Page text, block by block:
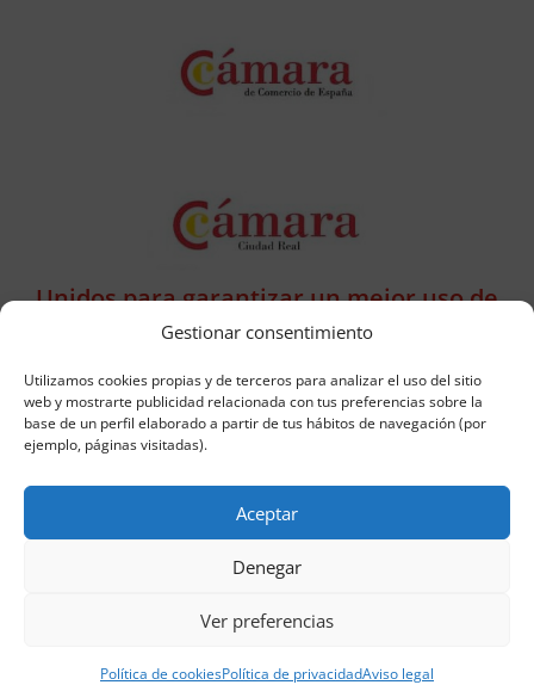
Gestionar consentimiento
Utilizamos cookies propias y de terceros para analizar el uso del sitio
web y mostrarte publicidad relacionada con tus preferencias sobre la
base de un perfil elaborado a partir de tus hábitos de navegación (por
ejemplo, páginas visitadas).
Aceptar
Denegar
Ver preferencias
Política de cookiesPolítica de privacidadAviso legal
Unidos para garantizar un mejor uso de
las técnologías de la información y de las
Asociación EnoKo ha sido beneficiaria del fondo
Europeo de Desarrollo Regional cuyo objetivo es la
Digitalización de la empresa y gracias al que ha creado
empresa, en 2021. Para ello ha contado con el apoyo
Ciudad Real.